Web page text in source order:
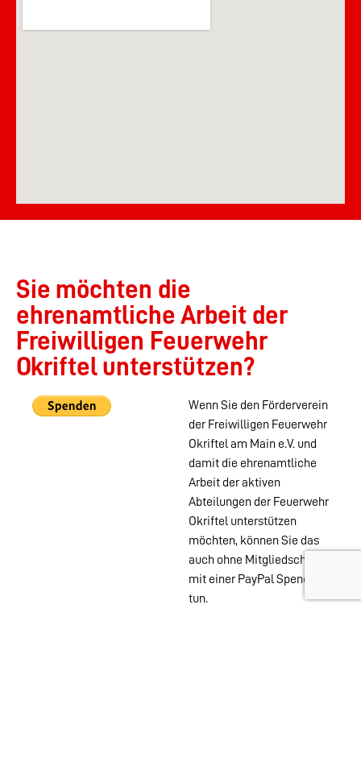
Sie möchten die
ehrenamtliche Arbeit der
Freiwilligen Feuerwehr
Okriftel unterstützen?
Wenn Sie den Förderverein
der Freiwilligen Feuerwehr
Okriftel am Main e.V. und
damit die ehrenamtliche
Arbeit der aktiven
Abteilungen der Feuerwehr
Okriftel unterstützen
möchten, können Sie das
auch ohne Mitgliedschaft
mit einer PayPal Spende
tun.